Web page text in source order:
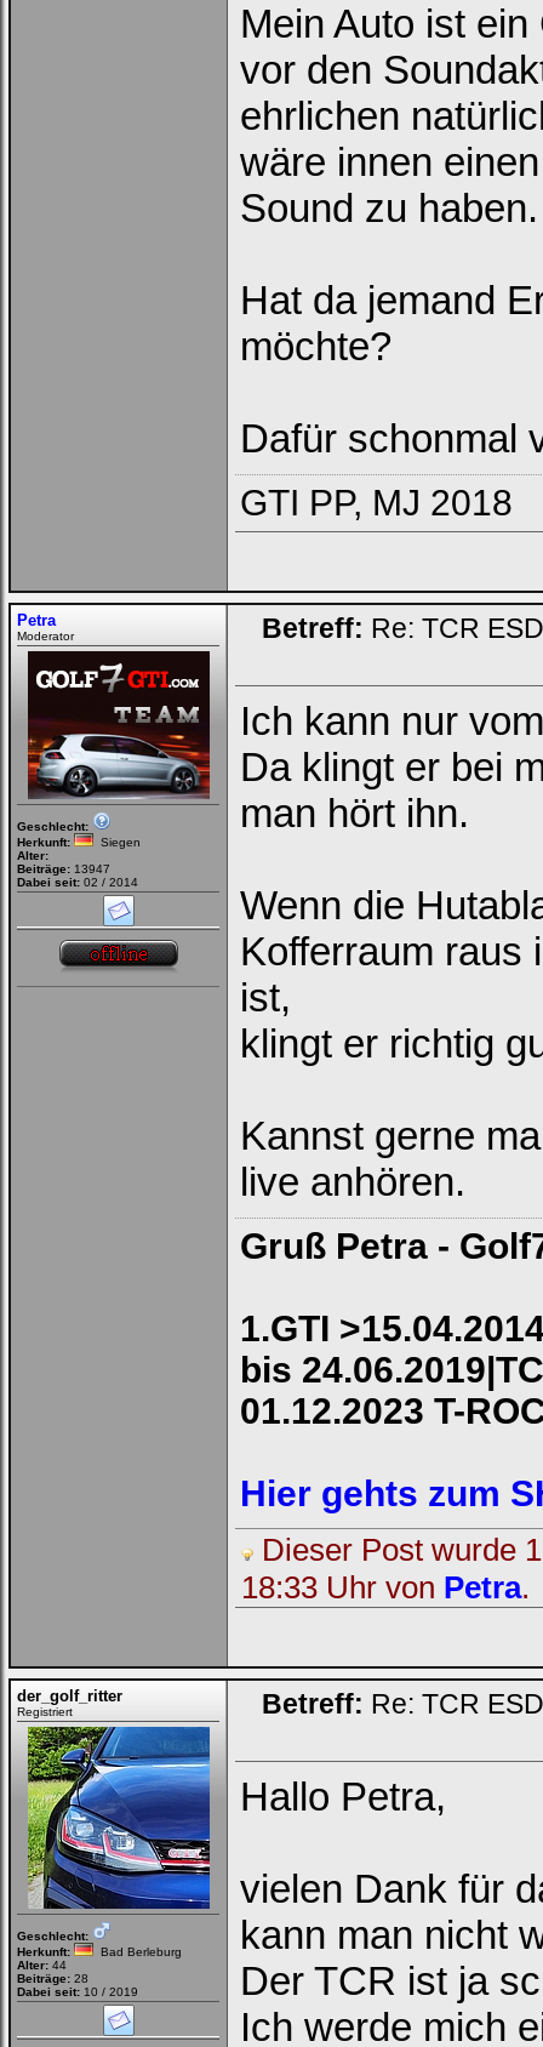
Mein Auto ist
vor den
ehrlichen
wäre innen
Sound zu haben.
Hat da jemand
möchte?
Dafür schonmal
GTI PP, MJ 2018
Petra
Moderator
Geschlecht:
Herkunft:
Siegen
Alter:
Beiträge: 13947
Dabei seit: 02 / 2014
Betreff: Re: TCR
Ich kann nur
Da klingt er bei
man hört ihn.
Wenn die
Kofferraum raus
ist,
klingt er richtig
Kannst gerne
live anhören.
Gruß Petra -
1.GTI
bis
01.12.2023 T-
Hier gehts zum
Dieser Post wurde
18:33 Uhr von Petra.
der_golf_ritter
Registriert
Geschlecht:
Herkunft:
Bad Berleburg
Alter: 44
Beiträge: 28
Dabei seit: 10 / 2019
Betreff: Re: TCR
Hallo Petra,
vielen Dank für
kann man nicht
Der TCR ist ja
Ich werde mich